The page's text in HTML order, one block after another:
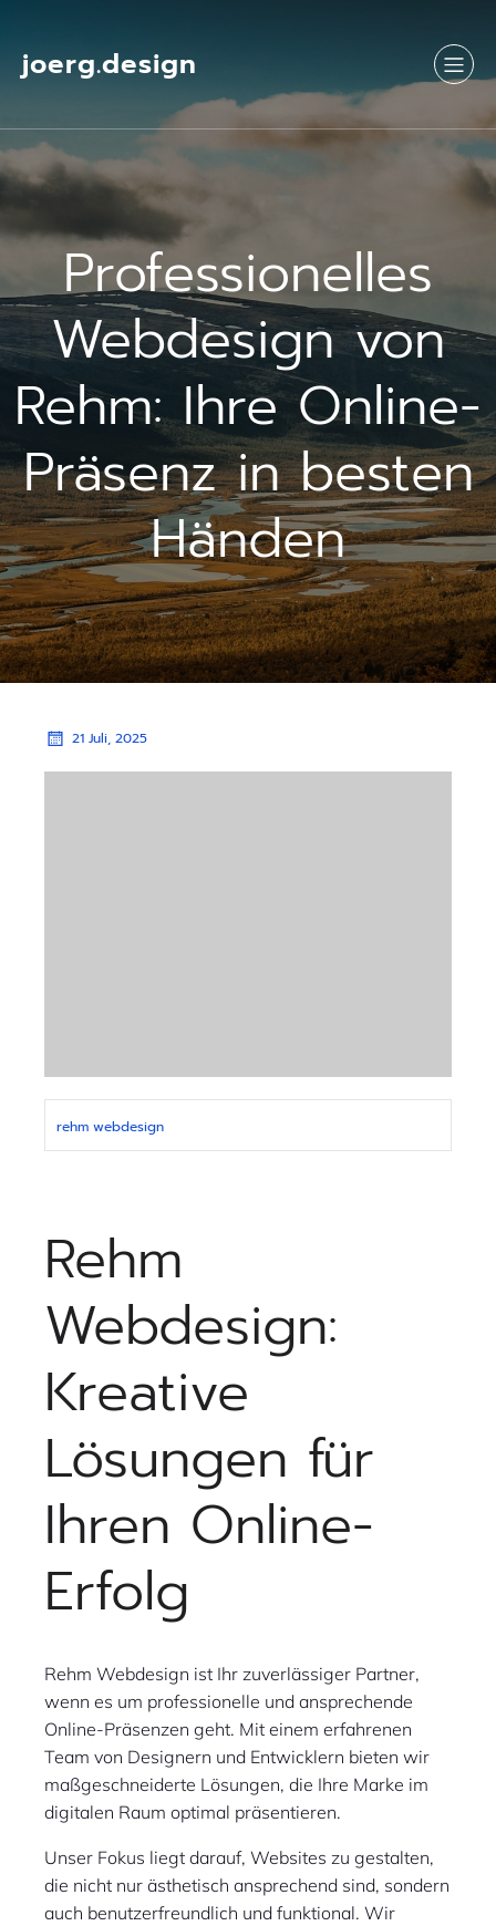
joerg.design
Professionelles
Webdesign von
Rehm: Ihre Online-
Präsenz in besten
Händen
21 Juli, 2025
rehm webdesign
Rehm
Webdesign:
Kreative
Lösungen für
Ihren Online-
Erfolg
Rehm Webdesign ist Ihr zuverlässiger Partner,
wenn es um professionelle und ansprechende
Online-Präsenzen geht. Mit einem erfahrenen
Team von Designern und Entwicklern bieten wir
maßgeschneiderte Lösungen, die Ihre Marke im
digitalen Raum optimal präsentieren.
Unser Fokus liegt darauf, Websites zu gestalten,
die nicht nur ästhetisch ansprechend sind, sondern
auch benutzerfreundlich und funktional. Wir